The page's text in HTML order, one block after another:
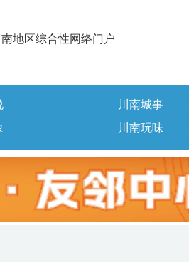
南地区综合性网络门户
川南城事
川南玩味